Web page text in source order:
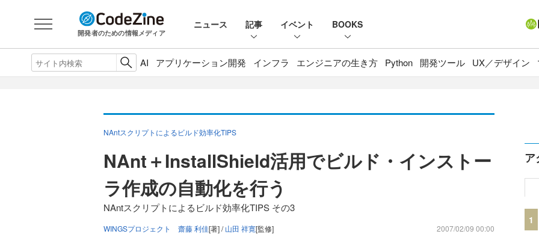
開発者のための情報メディア
ニュース 記事 イベント BOOKS
AI アプリケーション開発 インフラ エンジニアの生き方 Python 開発ツール UX／デザイン
NAntスクリプトによるビルド効率化TIPS
NAnt＋InstallShield活用でビルド・インストー
ラ作成の自動化を行う
NAntスクリプトによるビルド効率化TIPS その3
WINGSプロジェクト 齋藤 利佳[著] /山田 祥寛[監修] 2007/02/09 00:00
ア
1